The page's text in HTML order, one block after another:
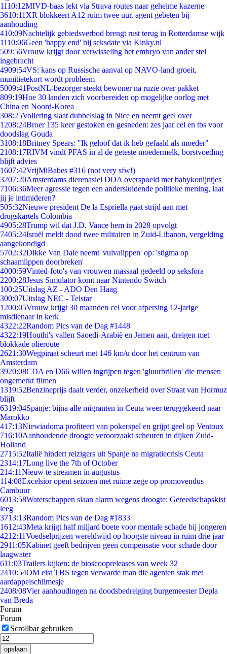
1110:12MIVD-baas lekt via Strava routes naar geheime kazerne
3610:11 XR blokkeert A12 ruim twee uur, agent gebeten bij
aanhouding
410:09Nachtelijk gebiedsverbod brengt rust terug in Rotterdamse wijk
1110:06Geen 'happy end' bij seksdate via Kinky.nl
509:56Vrouw krijgt door verwisseling het embryo van ander stel
ingebracht
4909:54VS: kans op Russische aanval op NAVO-land groeit,
munitietekort wordt probleem
5009:41PostNL-bezorger steekt bewoner na ruzie over pakket
809:19Hoe 30 landen zich voorbereiden op mogelijke oorlog met
China en Noord-Korea
308:25Vollering slaat dubbelslag in Nice en neemt geel over
1208:24Broer 135 keer gestoken en gesneden: zes jaar cel en tbs voor
doodslag Gouda
3108:18Britney Spears: "Ik geloof dat ik heb gefaald als moeder"
2108:17RIVM vindt PFAS in al de geteste moedermelk, borstvoeding
blijft advies
1607:42VrijMiBabes #316 (not very sfw!)
3207:20Amsterdams dierenasiel DOA overspoeld met babykonijntjes
7106:36Meer agressie tegen een andersluidende politieke mening, laat
jij je intimideren?
505:32Nieuwe president De la Espriella gaat strijd aan met
drugskartels Colombia
4905:28Trump wil dat J.D. Vance hem in 2028 opvolgt
7405:24Israël meldt dood twee militairen in Zuid-Libanon, vergelding
aangekondigd
5702:32Dikke Van Dale neemt 'vulvalippen' op: 'stigma op
schaamlippen doorbreken'
4000:59Vinted-foto's van vrouwen massaal gedeeld op seksfora
2200:28Jesus Simulator komt naar Nintendo Switch
100:25Uitslag AZ - ADO Den Haag
300:07Uitslag NEC - Telstar
1200:05Vrouw krijgt 30 maanden cel voor afpersing 12-jarige
misdienaar in kerk
4322:22Random Pics van de Dag #1448
4322:19Houthi's vallen Saoedi-Arabië en Jemen aan, dreigen met
blokkade olieroute
2621:30Wegpiraat scheurt met 146 km/u door het centrum van
Amsterdam
3920:08CDA en D66 willen ingrijpen tegen 'gluurbrillen' die mensen
ongemerkt filmen
1319:52Benzineprijs daalt verder, onzekerheid over Straat van Hormuz
blijft
6319:04Spanje: bijna alle migranten in Ceuta weer teruggekeerd naar
Marokko
417:13Niewiadoma profiteert van pokerspel en grijpt geel op Ventoux
716:10Aanhoudende droogte veroorzaakt scheuren in dijken Zuid-
Holland
2715:52Italië hindert reizigers uit Spanje na migratiecrisis Ceuta
2314:17Long live the 7th of October
214:11Nieuw te streamen in augustus
114:08Excelsior opent seizoen met ruime zege op promovendus
Cambuur
6013:58Waterschappen slaan alarm wegens droogte: Gereedschapskist
leeg
3713:13Random Pics van de Dag #1833
1612:43Meta krijgt half miljard boete voor mentale schade bij jongeren
4212:11Voedselprijzen wereldwijd op hoogste niveau in ruim drie jaar
2911:05Kabinet geeft bedrijven geen compensatie voor schade door
laagwater
611:03Trailers kijken: de bioscoopreleases van week 32
2410:54OM eist TBS tegen verwarde man die agenten stak met
aardappelschilmesje
2408/08Vier aanhoudingen na doodsbedreiging burgemeester Depla
van Breda
Forum
Forum
Scrollbar gebruiken
opslaan